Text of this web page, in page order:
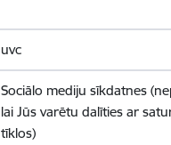
uvc
Sociālo mediju sīkdatnes
lai Jūs varētu dalīties ar
tīklos)